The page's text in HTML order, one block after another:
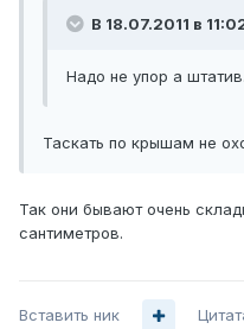
В 18.07.2011 в
Надо не упор а штатив.
Таскать по крышам не
Так они бывают очень
сантиметров.
Вставить ник